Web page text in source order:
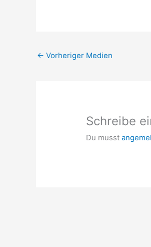
← Vorheriger Medien
Schreibe
Du musst